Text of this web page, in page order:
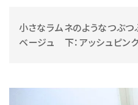
小さなラムネのようなつぶつ
ベージュ 下：アッシュピンク